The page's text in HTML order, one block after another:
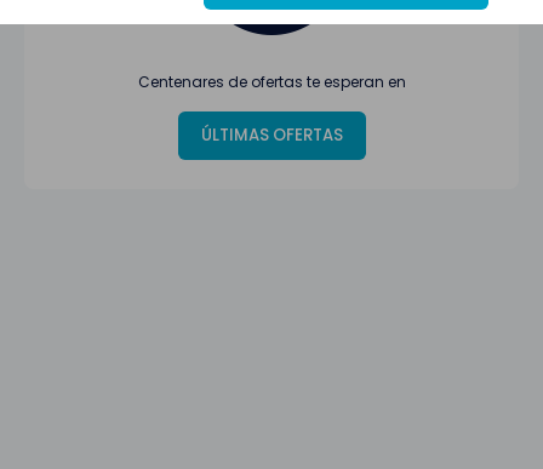
Centenares de ofertas te esperan en
ÚLTIMAS OFERTAS